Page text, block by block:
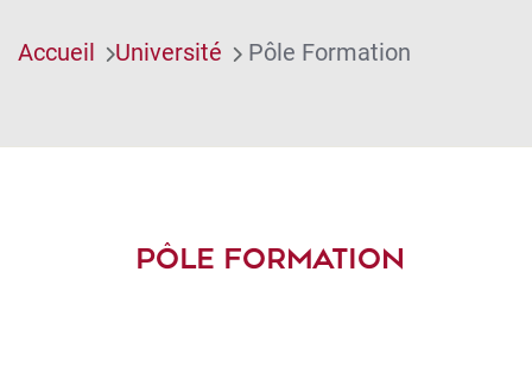
Accueil Université Pôle Formation
PÔLE FORMATION